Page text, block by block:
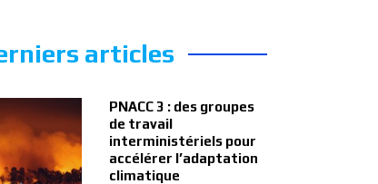
articles
PNACC 3 : des groupes
de travail
interministériels pour
accélérer l’adaptation
climatique